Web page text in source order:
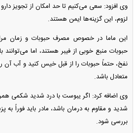
وی افزود: سعی می‌کنیم تا حد امکان از تجویز
لزوم، این گزینه‌ها ایمن هستند.
این ماما در خصوص مصرف حبوبات و زمان
حبوبات منبع خوبی از فیبر هستند، اما
نفخ، حتماً حبوبات را از قبل خیس کنید و آب آن
متعادل باشد.
وی اضافه کرد: اگر یبوست با درد شدید شکمی
شدید و مقاوم به درمان باشد، مادر باید فوراً به
بررسی شود.